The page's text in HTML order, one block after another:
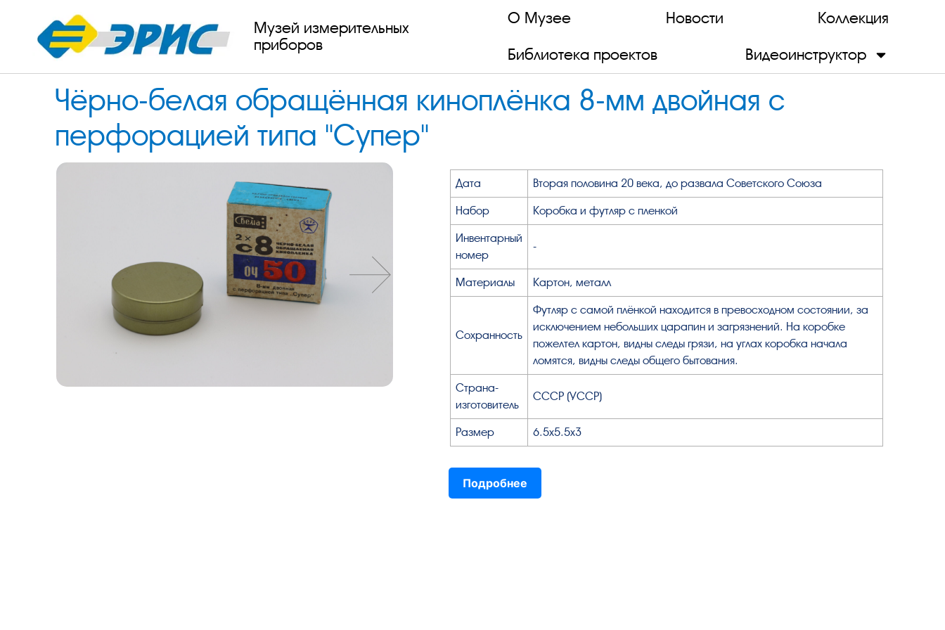
Музей измерительных
приборов
О Музее Новости Коллекция
Библиотека проектов Видеоинструктор
Чёрно-белая обращённая киноплёнка 8-мм двойная с
перфорацией типа "Супер"
Дата Вторая половина 20 века, до развала Советского Союза
Набор Коробка и футляр с пленкой
Инвентарный
номер
-
Материалы Картон, металл
Сохранность
Футляр с самой плёнкой находится в превосходном состоянии, за
исключением небольших царапин и загрязнений. На коробке
пожелтел картон, видны следы грязи, на углах коробка начала
ломятся, видны следы общего бытования.
Страна-
изготовитель
СССР (УССР)
Размер 6.5х5.5х3
Подробнее